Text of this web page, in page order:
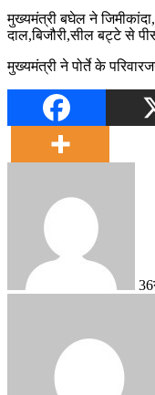
मुख्यमंत्री बघेल ने
दाल,बिजौरी,सील बट्टे से
मुख्यमंत्री ने पोर्ते के